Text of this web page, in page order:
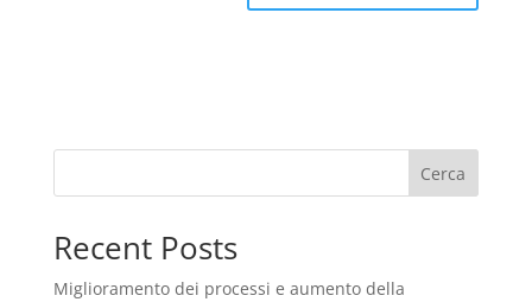
Cerca
Recent Posts
Miglioramento dei processi e aumento della